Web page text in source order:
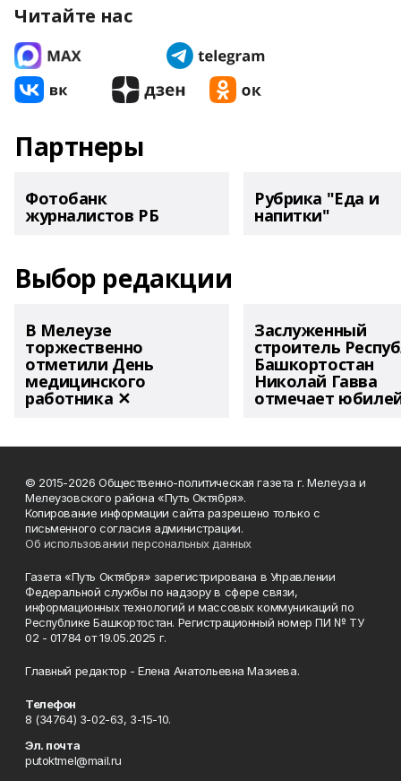
Читайте нас
Партнеры
Фотобанк
журналистов РБ
Рубрика "Еда и
напитки"
Выбор редакции
В Мелеузе
торжественно
отметили День
медицинского
работника ✕
Заслуженный
строитель
Башкортостан
Николай Гавва
отмечает
© 2015-2026 Общественно-политическая газета г. Мелеуза и
Мелеузовского района «Путь Октября».
Копирование информации сайта разрешено только с
письменного согласия администрации.
Об использовании персональных данных
Газета «Путь Октября» зарегистрирована в Управлении
Федеральной службы по надзору в сфере связи,
информационных технологий и массовых коммуникаций по
Республике Башкортостан. Регистрационный номер ПИ № ТУ
02 - 01784 от 19.05.2025 г.
Главный редактор - Елена Анатольевна Мазиева.
Телефон
8 (34764) 3-02-63, 3-15-10.
Эл. почта
putoktmel@mail.ru